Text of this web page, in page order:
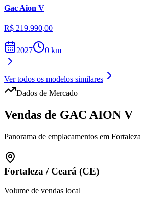
Gac Aion V
R$ 219.990,00
2027 0 km
Ver todos os modelos similares
Dados de Mercado
Vendas de GAC AION V
Panorama de emplacamentos em Fortaleza
Fortaleza / Ceará (CE)
Volume de vendas local